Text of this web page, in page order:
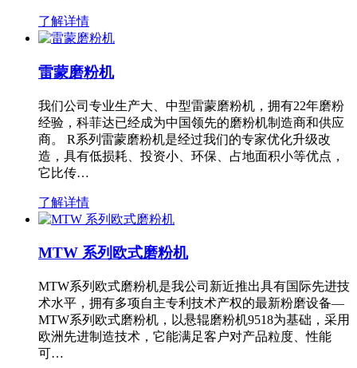
了解详情
雷蒙磨粉机
我们公司专业生产大、中型雷蒙磨粉机，拥有22年磨粉
经验，科菲达已经成为中国领先的磨粉机制造商和供应
商。 R系列雷蒙磨粉机是经过我们的专家优化升级改
造，具有低损耗、投资小、环保、占地面积小等优点，
它比传…
了解详情
MTW 系列欧式磨粉机
MTW系列欧式磨粉机是我公司新近推出具有国际先进技
术水平，拥有多项自主专利技术产权的最新粉磨设备—
MTW系列欧式磨粉机，以悬辊磨粉机9518为基础，采用
欧洲先进制造技术，它能满足客户对产品粒度、性能
可…